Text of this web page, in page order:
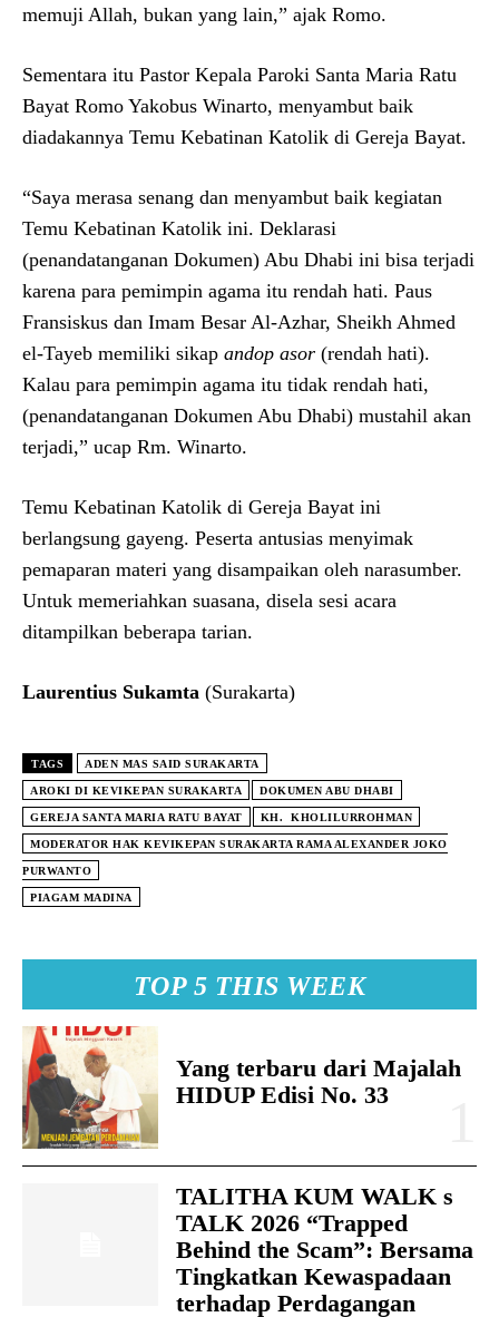
TOP 5 THIS WEEK
Yang terbaru dari Majalah
HIDUP Edisi No. 33
TALITHA KUM WALK s
TALK 2026 “Trapped
Behind the Scam”: Bersama
Tingkatkan Kewaspadaan
terhadap Perdagangan
memuji Allah, bukan yang lain,” ajak Romo.
Sementara itu Pastor Kepala Paroki Santa Maria Ratu
Bayat Romo Yakobus Winarto, menyambut baik
diadakannya Temu Kebatinan Katolik di Gereja Bayat.
“Saya merasa senang dan menyambut baik kegiatan
Temu Kebatinan Katolik ini. Deklarasi
(penandatanganan Dokumen) Abu Dhabi ini bisa terjadi
karena para pemimpin agama itu rendah hati. Paus
Fransiskus dan Imam Besar Al-Azhar, Sheikh Ahmed
el-Tayeb memiliki sikap andop asor (rendah hati).
Kalau para pemimpin agama itu tidak rendah hati,
(penandatanganan Dokumen Abu Dhabi) mustahil akan
terjadi,” ucap Rm. Winarto.
Temu Kebatinan Katolik di Gereja Bayat ini
berlangsung gayeng. Peserta antusias menyimak
pemaparan materi yang disampaikan oleh narasumber.
Untuk memeriahkan suasana, disela sesi acara
ditampilkan beberapa tarian.
Laurentius Sukamta (Surakarta)
TAGS ADEN MAS SAID SURAKARTA
AROKI DI KEVIKEPAN SURAKARTA DOKUMEN ABU DHABI
GEREJA SANTA MARIA RATU BAYAT KH. KHOLILURROHMAN
MODERATOR HAK KEVIKEPAN SURAKARTA RAMA ALEXANDER JOKO
PURWANTO
PIAGAM MADINA